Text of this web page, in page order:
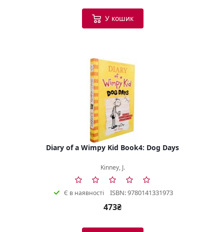
У кошик
Diary of a Wimpy Kid Book4: Dog Days
Kinney, J.
Є в наявності ISBN: 9780141331973
473₴